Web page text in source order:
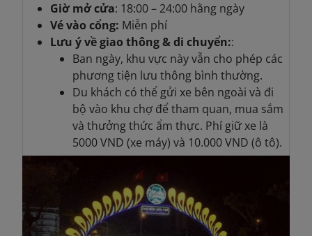
Giờ mở cửa: 18:00 – 24:00 hằng ngày
Vé vào cổng: Miễn phí
Lưu ý về giao thông & di chuyển::
Ban ngày, khu vực này vẫn cho phép các
phương tiện lưu thông bình thường.
Du khách có thể gửi xe bên ngoài và đi
bộ vào khu chợ để tham quan, mua sắm
và thưởng thức ẩm thực. Phí giữ xe là
5000 VND (xe máy) và 10.000 VND (ô tô).